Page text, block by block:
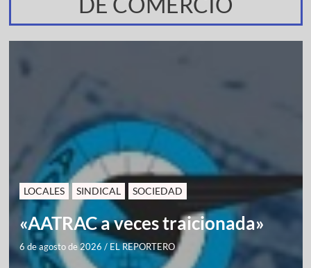
LOCALES SINDICAL SOCIEDAD
«AATRAC a veces traicionada»
6 de agosto de 2026 / EL REPORTERO